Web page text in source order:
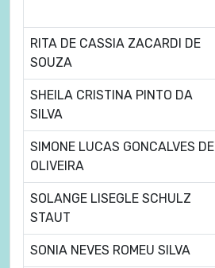
RITA DE CASSIA ZACARDI DE
SOUZA
SHEILA CRISTINA PINTO DA
SILVA
SIMONE LUCAS GONCALVES DE
OLIVEIRA
SOLANGE LISEGLE SCHULZ
STAUT
SONIA NEVES ROMEU SILVA